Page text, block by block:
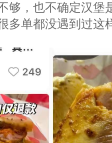
够，也不确定汉堡
多单都没遇到过这